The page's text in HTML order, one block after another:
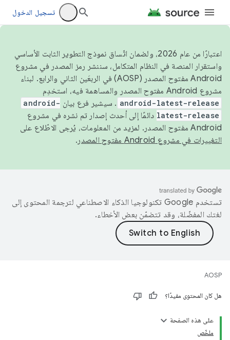
تسجيل الدخول
اعتبارًا من عام 2026، ولضمان اتّساق نموذج التطوير الثابت الأساسي
واستقرار المنصة في النظام المتكامل، سننشر رمز المصدر في مشروع
Android مفتوح المصدر (AOSP) في الربعَين الثاني والرابع. لبناء
مشروع Android مفتوح المصدر والمساهمة فيه، استخدِم
android-latest-release . سيشير فرع بيان android-
latest-release دائمًا إلى أحدث إصدار تم نشره في مشروع
Android مفتوح المصدر. لمزيد من المعلومات، يُرجى الاطّلاع على
التغييرات في مشروع Android مفتوح المصدر
.
تستخدم Google تكنولوجيا الذكاء الاصطناعي لترجمة المحتوى إلى
لغتك المفضّلة، وقد تتضمّن بعض الأخطاء.
AOSP
هل كان المحتوى مفيدًا؟
على هذه الصفحة
ملخّص